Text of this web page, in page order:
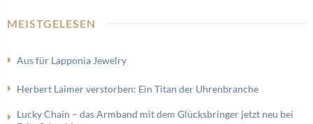
MEISTGELESEN
Aus für Lapponia Jewelry
Herbert Laimer verstorben: Ein Titan der Uhrenbranche
Lucky Chain – das Armband mit dem Glücksbringer jetzt neu bei